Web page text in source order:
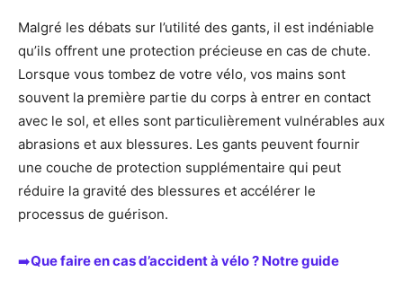
Malgré les débats sur l’utilité des gants, il est indéniable
qu’ils offrent une protection précieuse en cas de chute.
Lorsque vous tombez de votre vélo, vos mains sont
souvent la première partie du corps à entrer en contact
avec le sol, et elles sont particulièrement vulnérables aux
abrasions et aux blessures. Les gants peuvent fournir
une couche de protection supplémentaire qui peut
réduire la gravité des blessures et accélérer le
processus de guérison.
➡️Que faire en cas d’accident à vélo ? Notre guide